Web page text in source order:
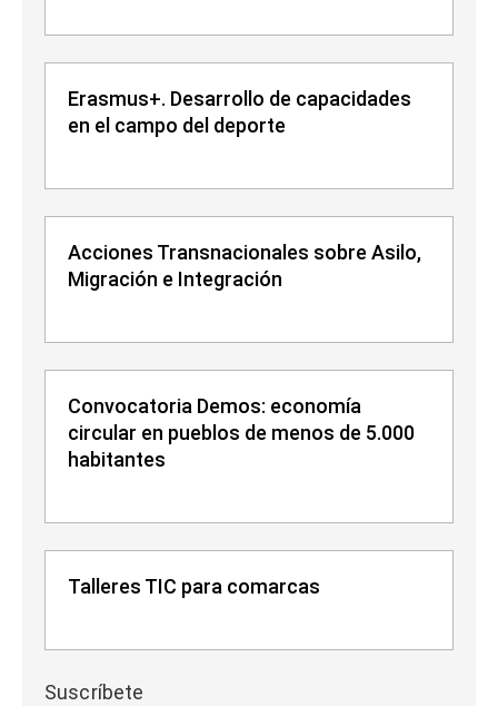
Erasmus+. Desarrollo de capacidades
en el campo del deporte
Acciones Transnacionales sobre Asilo,
Migración e Integración
Convocatoria Demos: economía
circular en pueblos de menos de 5.000
habitantes
Talleres TIC para comarcas
Suscríbete